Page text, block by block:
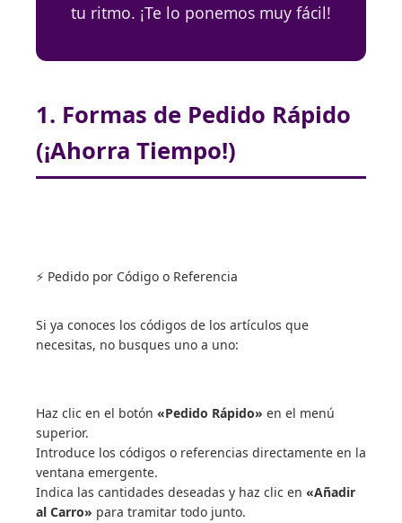
tu ritmo. ¡Te lo ponemos muy fácil!
1. Formas de Pedido Rápido
(¡Ahorra Tiempo!)
⚡ Pedido por Código o Referencia
Si ya conoces los códigos de los artículos que
necesitas, no busques uno a uno:
Haz clic en el botón «Pedido Rápido» en el menú
superior.
Introduce los códigos o referencias directamente en la
ventana emergente.
Indica las cantidades deseadas y haz clic en «Añadir
al Carro» para tramitar todo junto.